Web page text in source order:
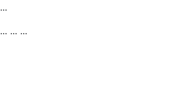
...
... ... ...